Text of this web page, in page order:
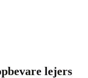
lejers